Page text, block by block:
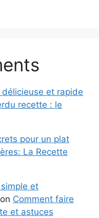
et rapide
recette : le
pour un plat
La Recette
et
on Comment faire
et astuces